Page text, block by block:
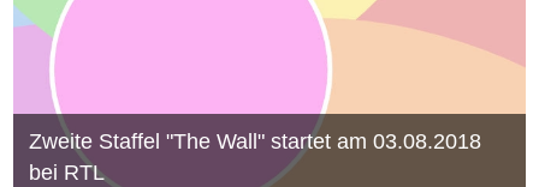
Zweite Staffel "The Wall" startet am 03.08.2018
bei RTL